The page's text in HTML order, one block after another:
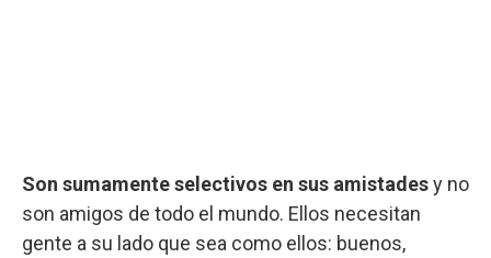
Son sumamente selectivos en sus amistadesy no
son amigos de todo el mundo. Ellos necesitan
gente a su lado que sea como ellos: buenos,